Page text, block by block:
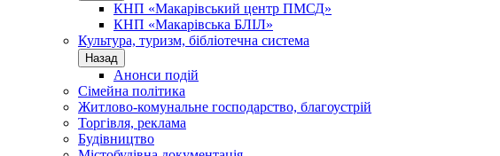
КНП «Макарівський центр ПМСД»
КНП «Макарівська БЛІЛ»
Культура, туризм, бібліотечна система
Назад
Анонси подій
Сімейна політика
Житлово-комунальне господарство, благоустрій
Торгівля, реклама
Будівництво